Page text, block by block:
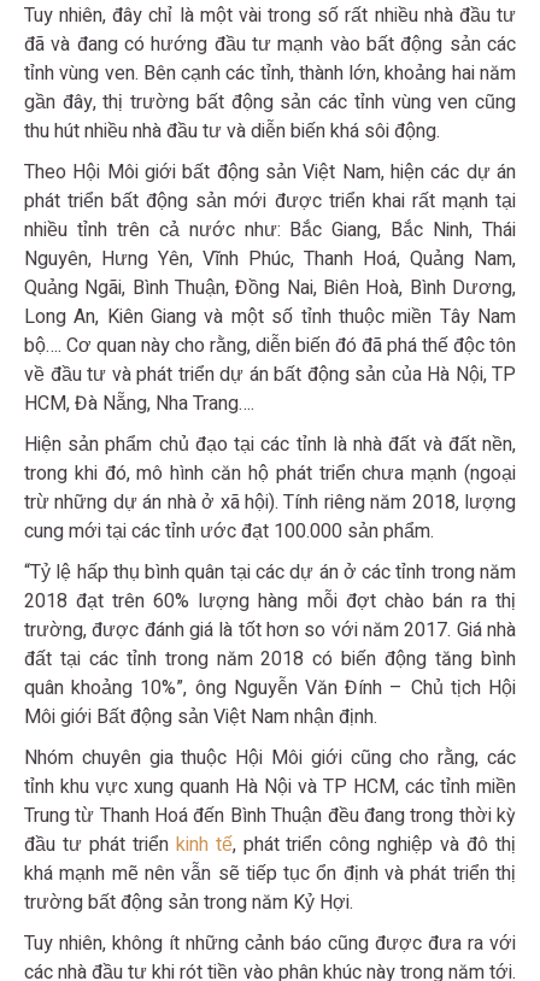
Tuy nhiên, đây chỉ là một vài trong số rất nhiều nhà đầu tư
đã và đang có hướng đầu tư mạnh vào bất động sản các
tỉnh vùng ven. Bên cạnh các tỉnh, thành lớn, khoảng hai năm
gần đây, thị trường bất động sản các tỉnh vùng ven cũng
thu hút nhiều nhà đầu tư và diễn biến khá sôi động.
Theo Hội Môi giới bất động sản Việt Nam, hiện các dự án
phát triển bất động sản mới được triển khai rất mạnh tại
nhiều tỉnh trên cả nước như: Bắc Giang, Bắc Ninh, Thái
Nguyên, Hưng Yên, Vĩnh Phúc, Thanh Hoá, Quảng Nam,
Quảng Ngãi, Bình Thuận, Đồng Nai, Biên Hoà, Bình Dương,
Long An, Kiên Giang và một số tỉnh thuộc miền Tây Nam
bộ…. Cơ quan này cho rằng, diễn biến đó đã phá thế độc tôn
về đầu tư và phát triển dự án bất động sản của Hà Nội, TP
HCM, Đà Nẵng, Nha Trang….
Hiện sản phẩm chủ đạo tại các tỉnh là nhà đất và đất nền,
trong khi đó, mô hình căn hộ phát triển chưa mạnh (ngoại
trừ những dự án nhà ở xã hội). Tính riêng năm 2018, lượng
cung mới tại các tỉnh ước đạt 100.000 sản phẩm.
“Tỷ lệ hấp thụ bình quân tại các dự án ở các tỉnh trong năm
2018 đạt trên 60% lượng hàng mỗi đợt chào bán ra thị
trường, được đánh giá là tốt hơn so với năm 2017. Giá nhà
đất tại các tỉnh trong năm 2018 có biến động tăng bình
quân khoảng 10%”, ông Nguyễn Văn Đính – Chủ tịch Hội
Môi giới Bất động sản Việt Nam nhận định.
Nhóm chuyên gia thuộc Hội Môi giới cũng cho rằng, các
tỉnh khu vực xung quanh Hà Nội và TP HCM, các tỉnh miền
Trung từ Thanh Hoá đến Bình Thuận đều đang trong thời kỳ
đầu tư phát triển kinh tế, phát triển công nghiệp và đô thị
khá mạnh mẽ nên vẫn sẽ tiếp tục ổn định và phát triển thị
trường bất động sản trong năm Kỷ Hợi.
Tuy nhiên, không ít những cảnh báo cũng được đưa ra với
các nhà đầu tư khi rót tiền vào phân khúc này trong năm tới.